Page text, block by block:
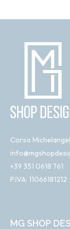
Corso
+39 351 0618 761
P.IVA: 11066181212
MG SHOP